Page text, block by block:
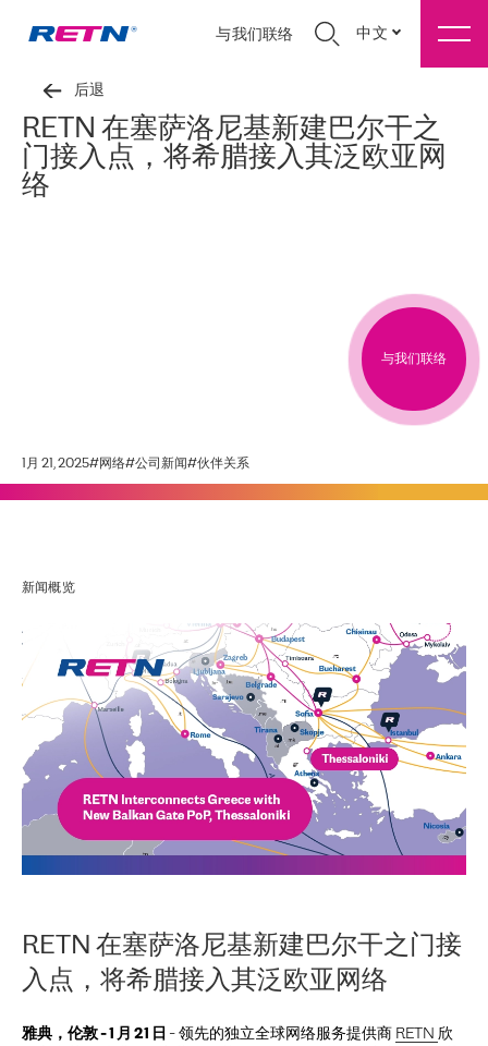
与我们联络 中文
后退
RETN 在塞萨洛尼基新建巴尔干之
门接入点，将希腊接入其泛欧亚网
络
1月 21, 2025#网络#公司新闻#伙伴关系
与我们联络
新闻概览
RETN 在塞萨洛尼基新建巴尔干之门接
入点，将希腊接入其泛欧亚网络
雅典，伦敦 - 1 月 21 日 - 领先的独立全球网络服务提供商 RETN 欣